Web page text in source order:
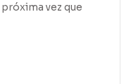
vez que